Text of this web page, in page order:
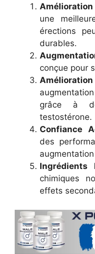
une
érections
durables.
conçue pour
grâce à
testostérone.
Confiance
des
Ingrédients
chimiques
effets